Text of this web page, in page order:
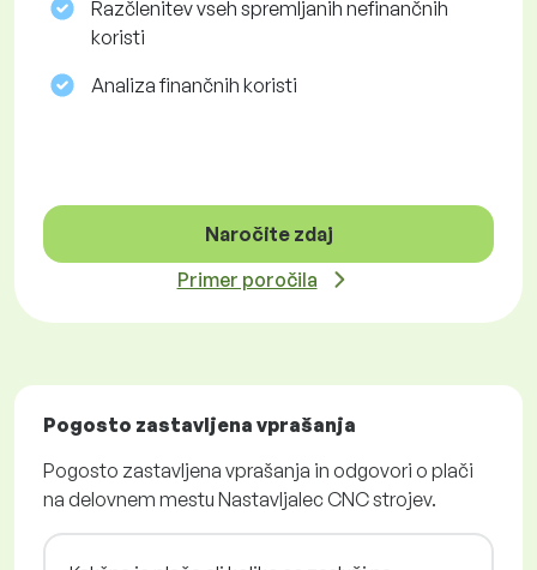
Razčlenitev vseh spremljanih nefinančnih
koristi
Analiza finančnih koristi
Naročite zdaj
Primer poročila
Pogosto zastavljena vprašanja
Pogosto zastavljena vprašanja in odgovori o plači
na delovnem mestu Nastavljalec CNC strojev.